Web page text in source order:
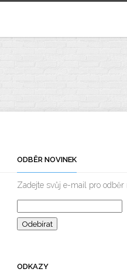
ODBĚR NOVINEK
Zadejte svůj e-mail pro odběr
ODKAZY